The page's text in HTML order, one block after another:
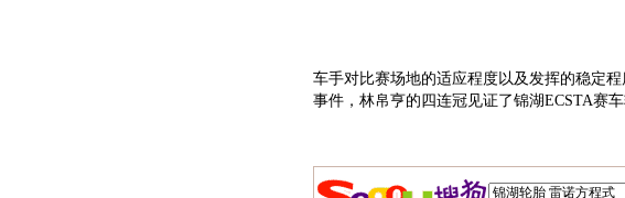
车手对比赛场地的适应程度以及发挥的稳定
事件，林帛亨的四连冠见证了锦湖ECSTA赛车